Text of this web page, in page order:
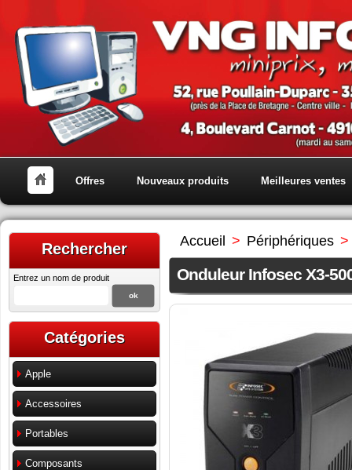
Offres Nouveaux produits Meilleures ventes
Rechercher
Entrez un nom de produit
Catégories
Apple
Accessoires
Portables
Composants
Accueil > Périphériques >
Onduleur Infosec X3-